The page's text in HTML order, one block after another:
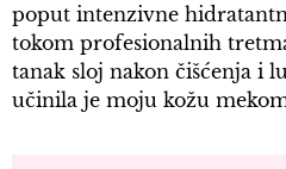
poput intenzivne
tokom profesionalnih
tanak sloj nakon čišćenja i
učinila je moju kožu